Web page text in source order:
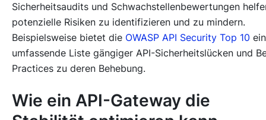
Sicherheitsaudits und Schwachstellenbewertungen
potenzielle Risiken zu identifizieren und zu mindern.
Beispielsweise bietet die OWASP API Security Top 10
umfassende Liste gängiger API-Sicherheitslücken und
Practices zu deren Behebung.
Wie ein API-Gateway die